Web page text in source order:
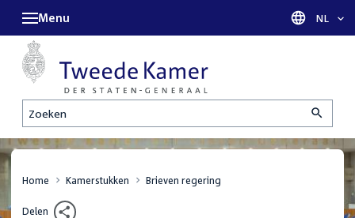
Zoeken
Menu Taal
NL
Home Kamerstukken Brieven regering
Delen